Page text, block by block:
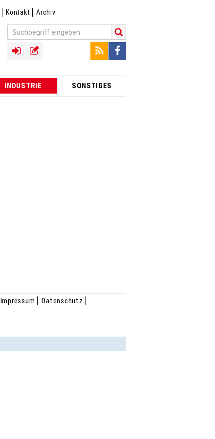
Kontakt Archiv
INDUSTRIE SONSTIGES
Impressum
Datenschutz